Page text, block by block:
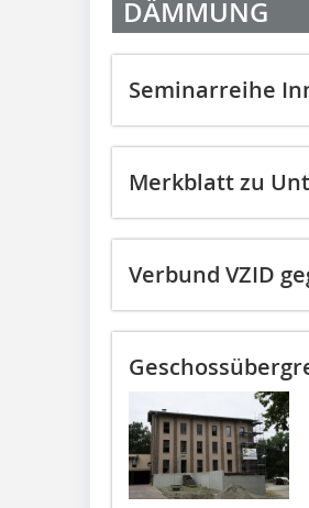
DÄMMUNG
Seminarreihe
Merkblatt zu
Verbund VZID